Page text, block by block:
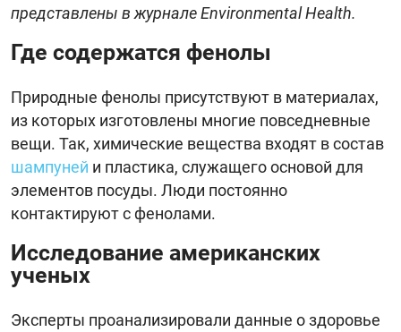
представлены в журнале Environmental Health.
Где содержатся фенолы
Природные фенолы присутствуют в материалах,
из которых изготовлены многие повседневные
вещи. Так, химические вещества входят в состав
шампуней и пластика, служащего основой для
элементов посуды. Люди постоянно
контактируют с фенолами.
Исследование американских
ученых
Эксперты проанализировали данные о здоровье